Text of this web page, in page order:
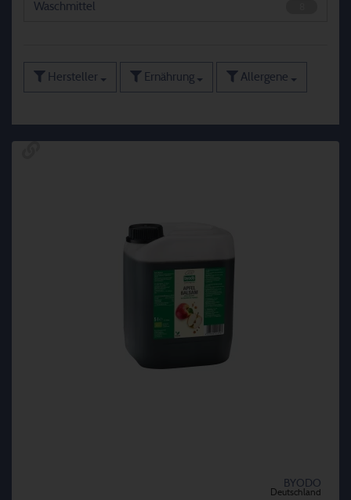
Waschmittel
Hersteller Ernährung Allergene
BYODO
Deutschland